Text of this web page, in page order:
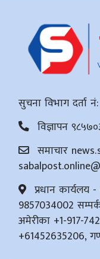
सुचना विभाग दर्ता
विज्ञापन
समाचार
प्रधान
9857034002
अमेरीका +1-917-
+61452635206,